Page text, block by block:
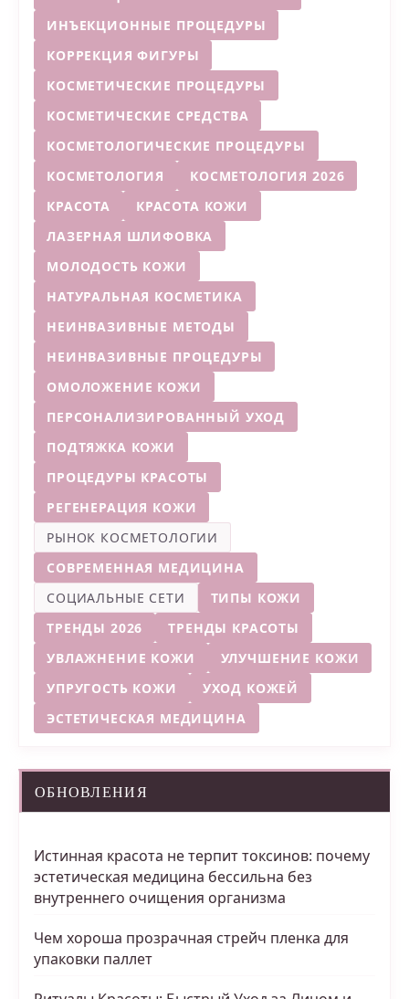
ИНЪЕКЦИОННЫЕ ПРОЦЕДУРЫ
КОРРЕКЦИЯ ФИГУРЫ
КОСМЕТИЧЕСКИЕ ПРОЦЕДУРЫ
КОСМЕТИЧЕСКИЕ СРЕДСТВА
КОСМЕТОЛОГИЧЕСКИЕ ПРОЦЕДУРЫ
КОСМЕТОЛОГИЯ
КОСМЕТОЛОГИЯ 2026
КРАСОТА
КРАСОТА КОЖИ
ЛАЗЕРНАЯ ШЛИФОВКА
МОЛОДОСТЬ КОЖИ
НАТУРАЛЬНАЯ КОСМЕТИКА
НЕИНВАЗИВНЫЕ МЕТОДЫ
НЕИНВАЗИВНЫЕ ПРОЦЕДУРЫ
ОМОЛОЖЕНИЕ КОЖИ
ПЕРСОНАЛИЗИРОВАННЫЙ УХОД
ПОДТЯЖКА КОЖИ
ПРОЦЕДУРЫ КРАСОТЫ
РЕГЕНЕРАЦИЯ КОЖИ
РЫНОК КОСМЕТОЛОГИИ
СОВРЕМЕННАЯ МЕДИЦИНА
СОЦИАЛЬНЫЕ СЕТИ
ТИПЫ КОЖИ
ТРЕНДЫ 2026
ТРЕНДЫ КРАСОТЫ
УВЛАЖНЕНИЕ КОЖИ
УЛУЧШЕНИЕ КОЖИ
УПРУГОСТЬ КОЖИ
УХОД КОЖЕЙ
ЭСТЕТИЧЕСКАЯ МЕДИЦИНА
ОБНОВЛЕНИЯ
Истинная красота не терпит токсинов: почему
эстетическая медицина бессильна без
внутреннего очищения организма
Чем хороша прозрачная стрейч пленка для
упаковки паллет